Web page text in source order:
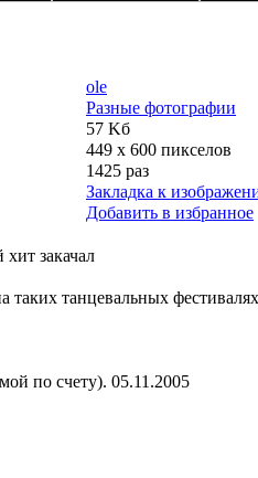
ole
Разные фотографии
57 Kб
449 x 600 пикселов
1425 раз
Закладка к
Добавить в избранное
закачал
таких танцевальных
по счету). 05.11.2005